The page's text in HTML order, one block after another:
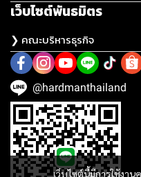
เว็บไซต์นี้มีการใช้งา
เว็บไซต์พันธมิตร
❯ คณะบริหารธุรกิจ
@hardmanthailand